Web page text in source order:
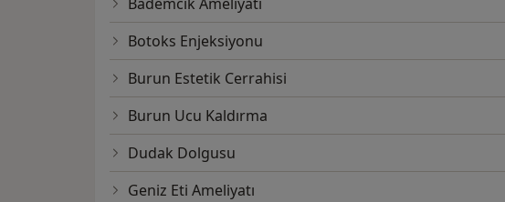
Bademcik Ameliyatı
Botoks Enjeksiyonu
Burun Estetik Cerrahisi
Burun Ucu Kaldırma
Dudak Dolgusu
Geniz Eti Ameliyatı